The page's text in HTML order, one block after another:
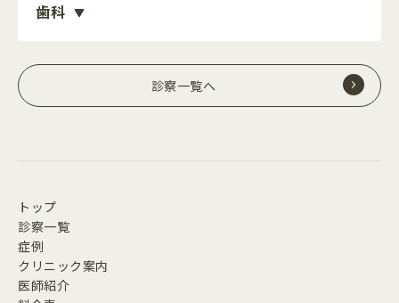
歯科
診察一覧へ
トップ
診察一覧
症例
クリニック案内
医師紹介